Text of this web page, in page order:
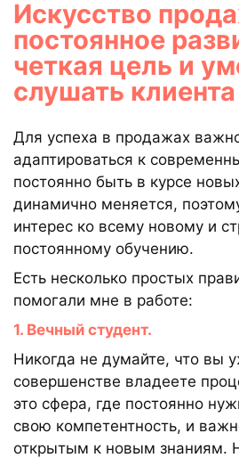
Искусство
постоянное
четкая цель и
слушать клиента
Для успеха в продажах
адаптироваться к
постоянно быть в курсе
динамично меняется,
интерес ко всему новому и
постоянному обучению.
Есть несколько простых
помогали мне в работе:
1. Вечный студент.
Никогда не думайте, что вы
совершенстве владеете
это сфера, где постоянно
свою компетентность, и
открытым к новым знаниям.